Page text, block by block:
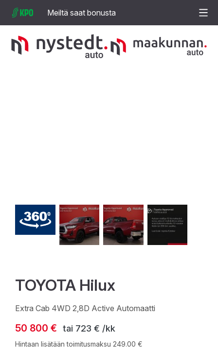
Meiltä saat bonusta
TOYOTA Hilux
Extra Cab 4WD 2,8D Active Automaatti
50 800 € tai 723 € /kk
Hintaan lisätään toimitusmaksu 249.00 €